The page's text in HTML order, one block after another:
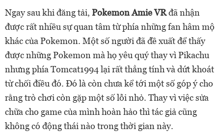
Ngay sau khi đăng tải, Pokemon Amie VRđã nhận
được rất nhiều sự quan tâm từ phía những fan hâm mộ
khác của Pokemon. Một số người đã đề xuất để thấy
được những Pokemon mà họ yêu quý thay vì Pikachu
nhưng phía Tomcat1994 lại rất thẳng tính và dứt khoát
từ chối điều đó. Đó là còn chưa kể tới một số góp ý cho
rằng trò chơi còn gặp một số lỗi nhỏ. Thay vì việc sửa
chữa cho game của mình hoàn hảo thì tác giả cũng
không có động thái nào trong thời gian này.